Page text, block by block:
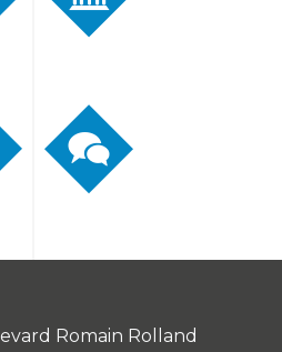
Romain Rolland